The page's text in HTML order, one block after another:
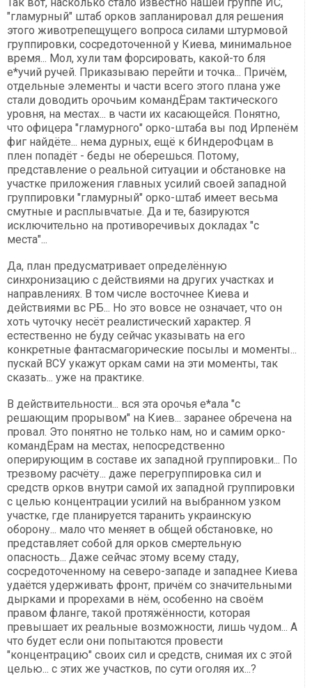
Так вот, насколько стало известно нашей группе ИС,
"гламурный" штаб орков запланировал для решения
этого животрепещущего вопроса силами штурмовой
группировки, сосредоточенной у Киева, минимальное
время... Мол, хули там форсировать, какой-то бля
е*учий ручей. Приказываю перейти и точка... Причём,
отдельные элементы и части всего этого плана уже
стали доводить орочьим командЁрам тактического
уровня, на местах... в части их касающейся. Понятно,
что офицера "гламурного" орко-штаба вы под Ирпенём
фиг найдёте... нема дурных, ещё к бИндероФцам в
плен попадёт - беды не оберешься. Потому,
представление о реальной ситуации и обстановке на
участке приложения главных усилий своей западной
группировки "гламурный" орко-штаб имеет весьма
смутные и расплывчатые. Да и те, базируются
исключительно на противоречивых докладах "с
места"...
Да, план предусматривает определённую
синхронизацию с действиями на других участках и
направлениях. В том числе восточнее Киева и
действиями вс РБ... Но это вовсе не означает, что он
хоть чуточку несёт реалистический характер. Я
естественно не буду сейчас указывать на его
конкретные фантасмагорические посылы и моменты...
пускай ВСУ укажут оркам сами на эти моменты, так
сказать... уже на практике.
В действительности... вся эта орочья е*ала "с
решающим прорывом" на Киев... заранее обречена на
провал. Это понятно не только нам, но и самим орко-
командЁрам на местах, непосредственно
оперирующим в составе их западной группировки... По
трезвому расчёту... даже перегруппировка сил и
средств орков внутри самой их западной группировки
с целью концентрации усилий на выбранном узком
участке, где планируется таранить украинскую
оборону... мало что меняет в общей обстановке, но
представляет собой для орков смертельную
опасность... Даже сейчас этому всему стаду,
сосредоточенному на северо-западе и западнее Киева
удаётся удерживать фронт, причём со значительными
дырками и прорехами в нём, особенно на своём
правом фланге, такой протяжённости, которая
превышает их реальные возможности, лишь чудом... А
что будет если они попытаются провести
"концентрацию" своих сил и средств, снимая их с этой
целью... с этих же участков, по сути оголяя их...?